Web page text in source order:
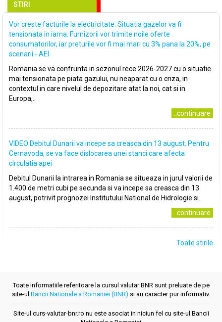
STIRI
Vor creste facturile la electricitate. Situatia gazelor va fi
tensionata in iarna. Furnizorii vor trimite noile oferte
consumatorilor, iar preturile vor fi mai mari cu 3% pana la 20%, pe
scenarii - AEI
Romania se va confrunta in sezonul rece 2026-2027 cu o situatie
mai tensionata pe piata gazului, nu neaparat cu o criza, in
contextul in care nivelul de depozitare atat la noi, cat si in
Europa,..
..continuare
VIDEO Debitul Dunarii va incepe sa creasca din 13 august. Pentru
Cernavoda, se va face dislocarea unei stanci care afecta
circulatia apei
Debitul Dunarii la intrarea in Romania se situeaza in jurul valorii de
1.400 de metri cubi pe secunda si va incepe sa creasca din 13
august, potrivit prognozei Institutului National de Hidrologie si..
..continuare
Toate stirile
Toate informatiile referitoare la cursul valutar BNR sunt preluate de pe
site-ul Bancii Nationale a Romaniei (BNR) si au caracter pur informativ.
Site-ul curs-valutar-bnr.ro nu este asociat in niciun fel cu site-ul Bancii